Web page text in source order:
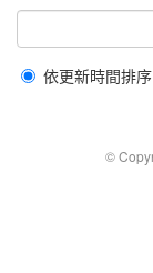
依更新時間排序
©